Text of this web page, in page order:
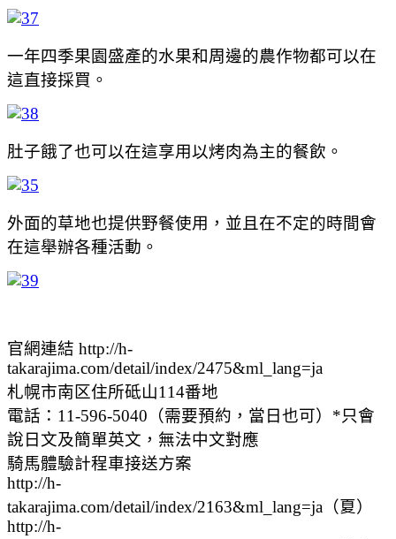
一年四季果園盛產的水果和周邊的農作物都可以在
這直接採買。
肚子餓了也可以在這享用以烤肉為主的餐飲。
外面的草地也提供野餐使用，並且在不定的時間會
在這舉辦各種活動。
官網連結 http://h-
takarajima.com/detail/index/2475&ml_lang=ja
札幌市南区住所砥山114番地
電話：11-596-5040（需要預約，當日也可）*只會
說日文及簡單英文，無法中文對應
騎馬體驗計程車接送方案
http://h-
takarajima.com/detail/index/2163&ml_lang=ja（夏）
http://h-